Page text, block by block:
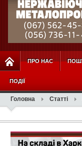
ПРО НАС
ПОДІЇ
Головна Статті